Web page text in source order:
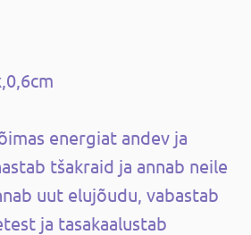
energiat andev ja
tšakraid ja annab neile
uut elujõudu, vabastab
ja tasakaalustab